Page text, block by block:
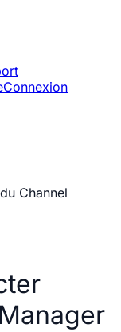
Connexion
Channel